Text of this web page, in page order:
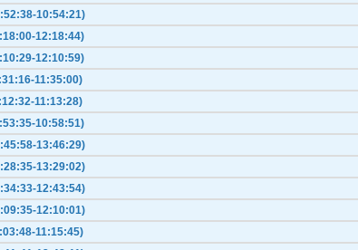
10:54:21)
12:18:44)
12:10:59)
11:35:00)
11:13:28)
10:58:51)
13:46:29)
13:29:02)
12:43:54)
12:10:01)
11:15:45)